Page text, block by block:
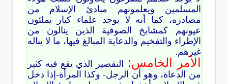
المسلمين ويعلمونهم مبادئ الإسلام من
مصادره، كما أنه لا يوجد علماء كبار يملئون
عيونهم كمشايخ الصوفية الذين ينالون من
الإطراء والتفخيم والدعاية المبالغ فيها، ما لا يناله
غيرهم.
الأمر الخامس:
التقصير الذي يقع فيه كثير
من الدعاة، وهو أن الرجل- وكذا المرأة-إذا دخل